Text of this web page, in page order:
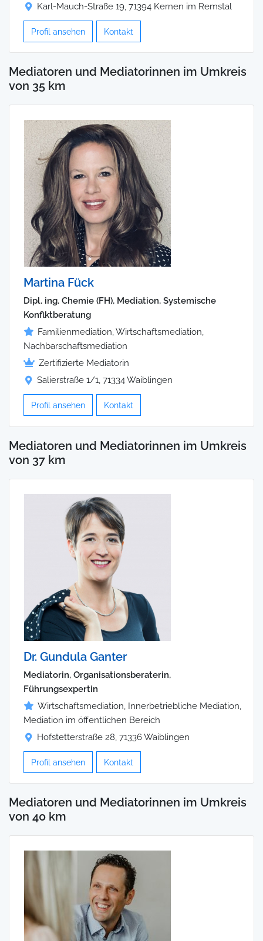
Karl-Mauch-Straße 19, 71394 Kernen im Remstal
Profil ansehen Kontakt
Mediatoren und Mediatorinnen im Umkreis
von 35 km
Martina Fück
Dipl. ing. Chemie (FH), Mediation, Systemische
Konflktberatung
Familienmediation, Wirtschaftsmediation,
Nachbarschaftsmediation
Zertifizierte Mediatorin
Salierstraße 1/1, 71334 Waiblingen
Profil ansehen Kontakt
Mediatoren und Mediatorinnen im Umkreis
von 37 km
Dr. Gundula Ganter
Mediatorin, Organisationsberaterin,
Führungsexpertin
Wirtschaftsmediation, Innerbetriebliche Mediation,
Mediation im öffentlichen Bereich
Hofstetterstraße 28, 71336 Waiblingen
Profil ansehen Kontakt
Mediatoren und Mediatorinnen im Umkreis
von 40 km